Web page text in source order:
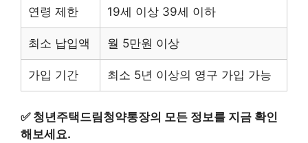
연령 제한 19세 이상 39세 이하
최소 납입액 월 5만원 이상
가입 기간 최소 5년 이상의 영구 가입 가능
✅ 청년주택드림청약통장의 모든 정보를 지금 확인
해보세요.